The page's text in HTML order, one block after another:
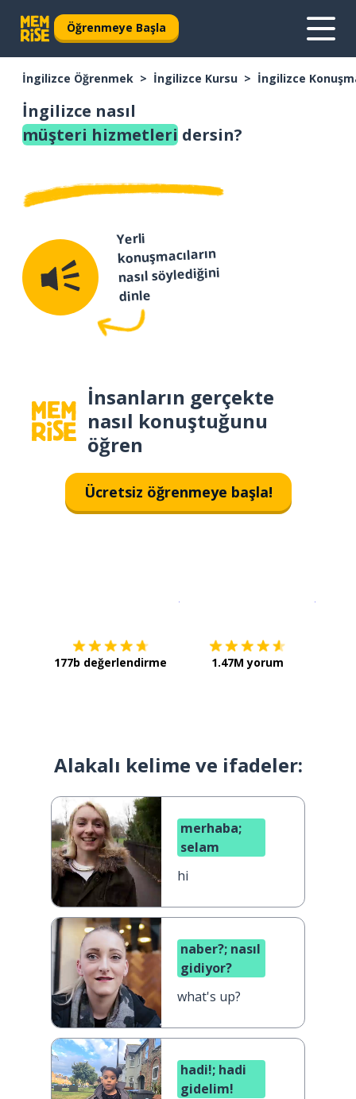
Öğrenmeye Başla
İngilizce Öğrenmek İngilizce Kursu İngilizce
İngilizce nasıl
müşteri hizmetleri dersin?
Yerli
konuşmacıların
nasıl söylediğini
dinle
İnsanların gerçekte
nasıl konuştuğunu
öğren
Ücretsiz öğrenmeye başla!
177b değerlendirme 1.47M yorum
Alakalı kelime ve ifadeler:
merhaba;
selam
hi
naber?; nasıl
gidiyor?
what's up?
hadi!; hadi
gidelim!